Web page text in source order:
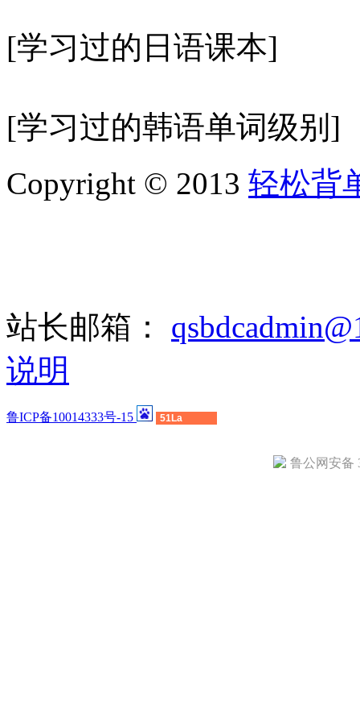
[学习过的日语课本]
[学习过的韩语单词级别]
Copyright © 2013 轻松背
站长邮箱：
说明
鲁ICP备10014333号-15 51La
鲁公网安备